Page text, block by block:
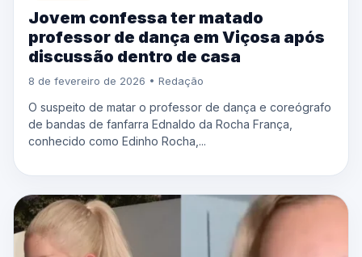
Jovem confessa ter matado
professor de dança em Viçosa após
discussão dentro de casa
8 de fevereiro de 2026 • Redação
O suspeito de matar o professor de dança e coreógrafo
de bandas de fanfarra Ednaldo da Rocha França,
conhecido como Edinho Rocha,...